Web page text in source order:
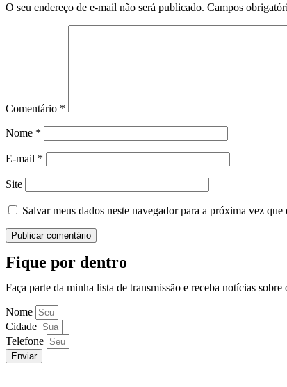
O seu endereço de e-mail não será publicado. Campos
Comentário *
Nome *
E-mail *
Site
Salvar meus dados neste navegador para a próxima vez que
Fique por dentro
Faça parte da minha lista de transmissão e receba notícias sobre
Nome
Cidade
Telefone
Enviar